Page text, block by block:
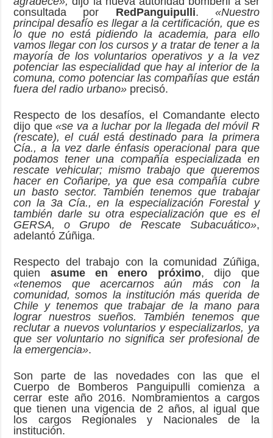
consultada por RedPanguipulli. «Nuestro
principal desafío es llegar a la certificación, que es
lo que no está pidiendo la academia, para ello
vamos llegar con los cursos y a tratar de tener a la
mayoría de los voluntarios operativos y a la vez
potenciar las especialidad que hay al interior de la
comuna, como potenciar las compañías que están
fuera del radio urbano» precisó.
Respecto de los desafíos, el Comandante electo
dijo que«se va a luchar por la llegada del móvil R
(rescate), el cuál está destinado para la primera
Cía., a la vez darle énfasis operacional para que
podamos tener una compañía especializada en
rescate vehicular; mismo trabajo que queremos
hacer en Coñaripe, ya que esa compañía cubre
un basto sector. También tenemos que trabajar
con la 3a Cía., en la especialización Forestal y
también darle su otra especialización que es el
GERSA, o Grupo de Rescate Subacuático»,
adelantó Zúñiga.
Respecto del trabajo con la comunidad Zúñiga,
quien asume en enero próximo, dijo que
«tenemos que acercarnos aún más con la
comunidad, somos la institución más querida de
Chile y tenemos que trabajar de la mano para
lograr nuestros sueños. También tenemos que
reclutar a nuevos voluntarios y especializarlos, ya
que ser voluntario no significa ser profesional de
la emergencia».
Son parte de las novedades con las que el
Cuerpo de Bomberos Panguipulli comienza a
cerrar este año 2016. Nombramientos a cargos
que tienen una vigencia de 2 años, al igual que
los cargos Regionales y Nacionales de la
institución.